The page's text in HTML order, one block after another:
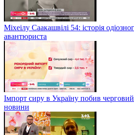
Міхеілу Саакашвілі 54: історія
авантюриста
Імпорт сиру в Україну побив
новини